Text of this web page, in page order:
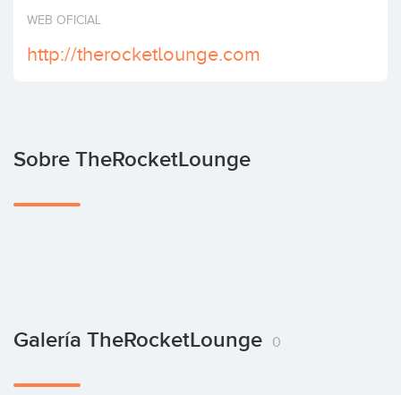
Invertir
WEB OFICIAL
http://therocketlounge.com
Sobre TheRocketLounge
Galería TheRocketLounge 0